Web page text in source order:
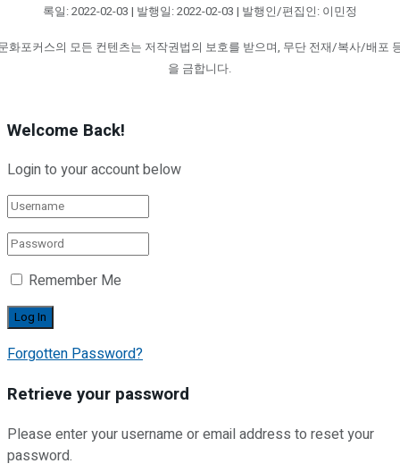
록일: 2022-02-03 | 발행일: 2022-02-03 | 발행인/편집인: 이민정
화포커스의 모든 컨텐츠는 저작권법의 보호를 받으며, 무단 전재/복사/배포
을 금합니다.
Welcome Back!
Login to your account below
Remember Me
Forgotten Password?
Retrieve your password
Please enter your username or email address to reset your
password.